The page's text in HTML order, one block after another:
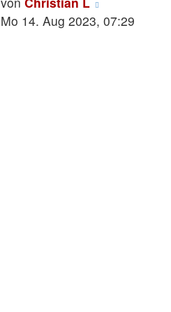
Mo 14. Aug 2023, 07:29